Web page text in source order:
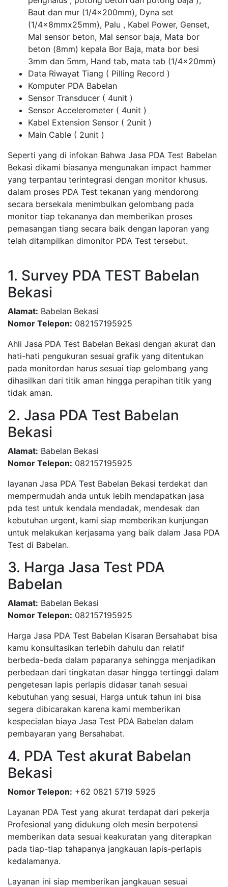
Baut dan mur (1/4x200mm), Dyna set
(1/4x8mmx25mm), Palu , Kabel Power, Genset,
Mal sensor beton, Mal sensor baja, Mata bor
beton (8mm) kepala Bor Baja, mata bor besi
3mm dan 5mm, Hand tab, mata tab (1/4x20mm)
Data Riwayat Tiang ( Pilling Record )
Komputer PDA Babelan
Sensor Transducer ( 4unit )
Sensor Accelerometer ( 4unit )
Kabel Extension Sensor ( 2unit )
Main Cable ( 2unit )
Seperti yang di infokan Bahwa Jasa PDA Test Babelan
Bekasi dikami biasanya mengunakan impact hammer
yang terpantau terintegrasi dengan monitor khusus.
dalam proses PDA Test tekanan yang mendorong
secara bersekala menimbulkan gelombang pada
monitor tiap tekananya dan memberikan proses
pemasangan tiang secara baik dengan laporan yang
telah ditampilkan dimonitor PDA Test tersebut.
1. Survey PDA TEST Babelan
Bekasi
Alamat: Babelan Bekasi
Nomor Telepon: 082157195925
Ahli Jasa PDA Test Babelan Bekasi dengan akurat dan
hati-hati pengukuran sesuai grafik yang ditentukan
pada monitordan harus sesuai tiap gelombang yang
dihasilkan dari titik aman hingga perapihan titik yang
tidak aman.
2. Jasa PDA Test Babelan
Bekasi
Alamat: Babelan Bekasi
Nomor Telepon: 082157195925
layanan Jasa PDA Test Babelan Bekasi terdekat dan
mempermudah anda untuk lebih mendapatkan jasa
pda test untuk kendala mendadak, mendesak dan
kebutuhan urgent, kami siap memberikan kunjungan
untuk melakukan kerjasama yang baik dalam Jasa PDA
Test di Babelan.
3. Harga Jasa Test PDA
Babelan
Alamat: Babelan Bekasi
Nomor Telepon: 082157195925
Harga Jasa PDA Test Babelan Kisaran Bersahabat bisa
kamu konsultasikan terlebih dahulu dan relatif
berbeda-beda dalam paparanya sehingga menjadikan
perbedaan dari tingkatan dasar hingga tertinggi dalam
pengetesan lapis perlapis didasar tanah sesuai
kebutuhan yang sesuai, Harga untuk tahun ini bisa
segera dibicarakan karena kami memberikan
kespecialan biaya Jasa Test PDA Babelan dalam
pembayaran yang Bersahabat.
4. PDA Test akurat Babelan
Bekasi
Nomor Telepon: +62 0821 5719 5925
Layanan PDA Test yang akurat terdapat dari pekerja
Profesional yang didukung oleh mesin berpotensi
memberikan data sesuai keakuratan yang diterapkan
pada tiap-tiap tahapanya jangkauan lapis-perlapis
kedalamanya.
Layanan ini siap memberikan jangkauan sesuai